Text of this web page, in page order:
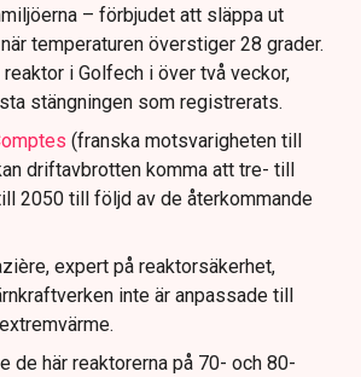
– förbjudet att släppa ut
temperaturen överstiger 28 grader.
reaktor i Golfech i över två veckor,
stängningen som registrerats.
(franska motsvarigheten till
driftavbrotten komma att tre- till
2050 till följd av de återkommande
expert på reaktorsäkerhet,
inte är anpassade till
de här reaktorerna på 70- och 80-